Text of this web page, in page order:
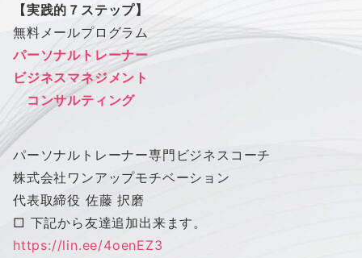
【実践的７ステップ】
無料メールプログラム
パーソナルトレーナー
ビジネスマネジメント
コンサルティング
パーソナルトレーナー専門ビジネスコーチ
株式会社 ワンアップモチベーション
代表取締役 佐藤 択磨
□ 下記から友達追加出来ます。
https://lin.ee/4oenEZ3